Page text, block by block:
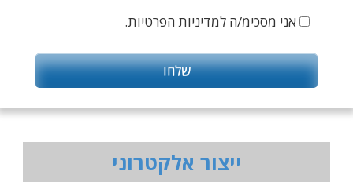
אני מסכימ/ה למדיניות הפרטיות.
ייצור אלקטרוני